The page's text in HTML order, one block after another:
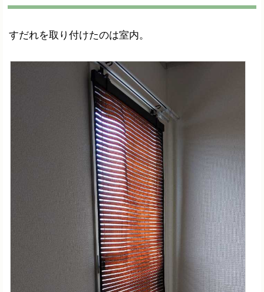
すだれを取り付けたのは室内。